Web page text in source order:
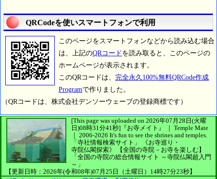
QRCodeを使いスマートフォンで利用
このページをスマートフォンなどから読み込む場合
は、上記のQRコード を読み取ると、このページの
ホームページが表示されます。
このQRコードは、 完全永久100%無料QRCode作成
Programで作りました。
（QRコードは、株式会社デンソーウェーブの登録商標です）
[This page was uploaded on 2026年07月28日(火曜
日)08時31分41秒] 『お寺メイト』 ｜ Temple Mate
｜ 2006-2026 It's fun to see the shrines and temples.
「寺社情報検索サイト」
《お寺巡り・
寺院仏閣探索》
【全国の寺院－お寺を楽しむ】
「全国の寺院の総合情報サイト ～寺院仏閣超入門
～」
【更新日時：2026年(令和08年)07月25日（土曜日）14時27分23秒】